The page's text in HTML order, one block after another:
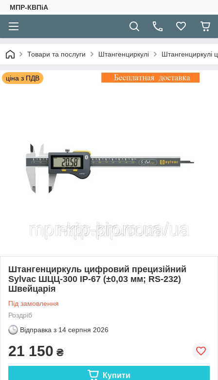
МПР-КВПіА
Товари та послуги Штангенциркулі Штангенциркулі
ціна з ПДВ
Штангенциркуль цифровий прецизійний
Sylvac ШЦЦ-300 IP-67 (±0,03 мм; RS-232)
Швейцарія
Під замовлення
Роздріб
Відправка з 14 серпня 2026
21 150 ₴
Купити